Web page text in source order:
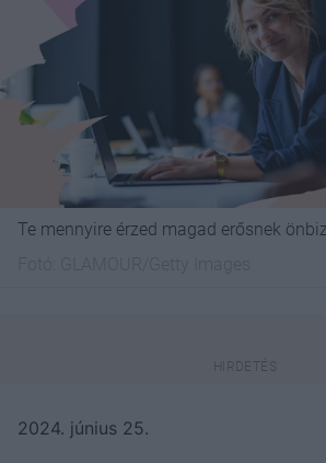
Te mennyire érzed magad erősnek
2024. június 25.